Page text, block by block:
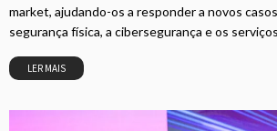
market, ajudando-os a responder a novos
segurança física, a cibersegurança e os
LER MAIS